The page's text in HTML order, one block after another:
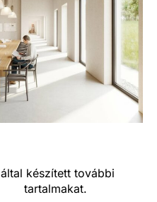
által készített további
tartalmakat.